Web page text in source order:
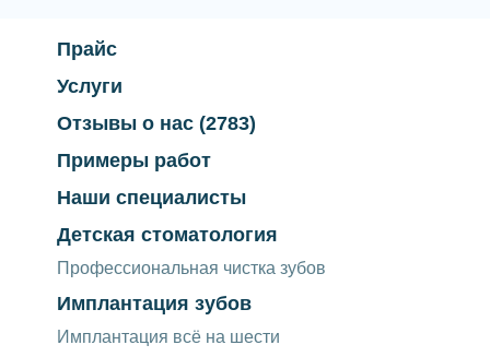
Прайс
Услуги
Отзывы о нас (2783)
Примеры работ
Наши специалисты
Детская стоматология
Профессиональная чистка зубов
Имплантация зубов
Имплантация всё на шести